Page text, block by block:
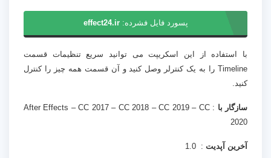
پسورد فایل فشرده:effect24.ir
با استفاده از این اسکریپت می توانید سریع تنظیمات قسمت
Timeline را به یک کنترلر وصل کنید و آن قسمت همه چیز را کنترل
کنید.
سازگار با
: After Effects – CC 2017 – CC 2018 – CC 2019 – CC
2020
آخرین آپدیت : 1.0